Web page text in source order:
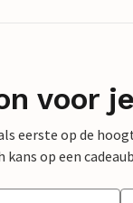
voor
eerste op de
op een